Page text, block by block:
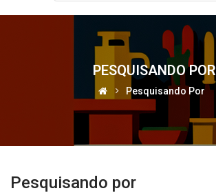
PESQUISANDO POR
Pesquisando Por
Pesquisando por